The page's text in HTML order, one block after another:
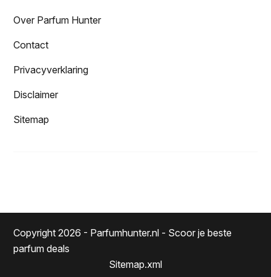
Over Parfum Hunter
Contact
Privacyverklaring
Disclaimer
Sitemap
Copyright 2026 - Parfumhunter.nl - Scoor je beste
parfum deals
Sitemap.xml